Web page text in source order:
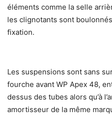
éléments comme la selle
les clignotants sont
fixation.
Les suspensions sont sans
fourche avant WP Apex 48,
dessus des tubes alors qu’à
amortisseur de la même